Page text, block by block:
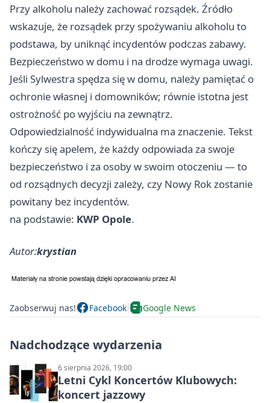
Przy alkoholu należy zachować rozsądek. Źródło
wskazuje, że rozsądek przy spożywaniu alkoholu to
podstawa, by uniknąć incydentów podczas zabawy.
Bezpieczeństwo w domu i na drodze wymaga uwagi.
Jeśli Sylwestra spędza się w domu, należy pamiętać o
ochronie własnej i domowników; równie istotna jest
ostrożność po wyjściu na zewnątrz.
Odpowiedzialność indywidualna ma znaczenie. Tekst
kończy się apelem, że każdy odpowiada za swoje
bezpieczeństwo i za osoby w swoim otoczeniu — to
od rozsądnych decyzji zależy, czy Nowy Rok zostanie
powitany bez incydentów.
na podstawie: KWP Opole.
Autor:krystian
Zaobserwuj nas! Facebook Google News
Nadchodzące wydarzenia
6 sierpnia 2026, 19:00
Letni Cykl Koncertów Klubowych:
koncert jazzowy